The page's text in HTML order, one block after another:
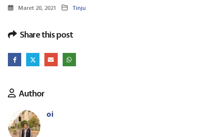
Maret 20, 2021 Tinju
Share this post
Author
oi